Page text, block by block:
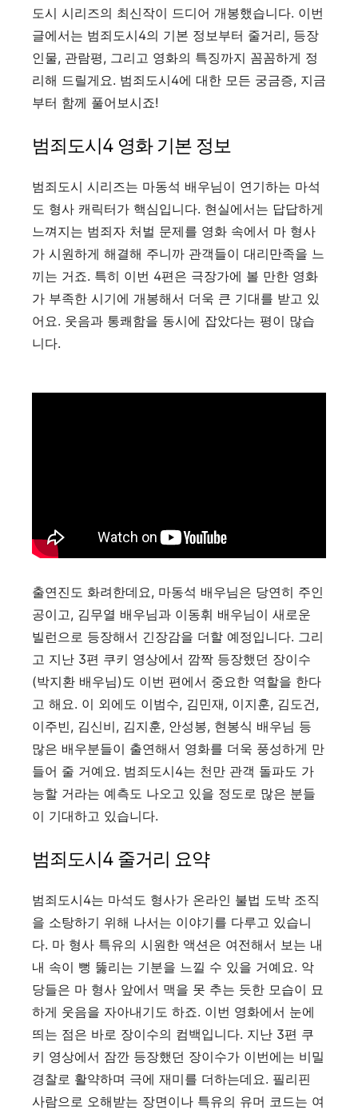
도시 시리즈의 최신작이 드디어 개봉했습니다. 이번
글에서는 범죄도시4의 기본 정보부터 줄거리, 등장
인물, 관람평, 그리고 영화의 특징까지 꼼꼼하게 정
리해 드릴게요. 범죄도시4에 대한 모든 궁금증, 지금
부터 함께 풀어보시죠!
범죄도시4 영화 기본 정보
범죄도시 시리즈는 마동석 배우님이 연기하는 마석
도 형사 캐릭터가 핵심입니다. 현실에서는 답답하게
느껴지는 범죄자 처벌 문제를 영화 속에서 마 형사
가 시원하게 해결해 주니까 관객들이 대리만족을 느
끼는 거죠. 특히 이번 4편은 극장가에 볼 만한 영화
가 부족한 시기에 개봉해서 더욱 큰 기대를 받고 있
어요. 웃음과 통쾌함을 동시에 잡았다는 평이 많습
니다.
출연진도 화려한데요, 마동석 배우님은 당연히 주인
공이고, 김무열 배우님과 이동휘 배우님이 새로운
빌런으로 등장해서 긴장감을 더할 예정입니다. 그리
고 지난 3편 쿠키 영상에서 깜짝 등장했던 장이수
(박지환 배우님)도 이번 편에서 중요한 역할을 한다
고 해요. 이 외에도 이범수, 김민재, 이지훈, 김도건,
이주빈, 김신비, 김지훈, 안성봉, 현봉식 배우님 등
많은 배우분들이 출연해서 영화를 더욱 풍성하게 만
들어 줄 거예요. 범죄도시4는 천만 관객 돌파도 가
능할 거라는 예측도 나오고 있을 정도로 많은 분들
이 기대하고 있습니다.
범죄도시4 줄거리 요약
범죄도시4는 마석도 형사가 온라인 불법 도박 조직
을 소탕하기 위해 나서는 이야기를 다루고 있습니
다. 마 형사 특유의 시원한 액션은 여전해서 보는 내
내 속이 뻥 뚫리는 기분을 느낄 수 있을 거예요. 악
당들은 마 형사 앞에서 맥을 못 추는 듯한 모습이 묘
하게 웃음을 자아내기도 하죠. 이번 영화에서 눈에
띄는 점은 바로 장이수의 컴백입니다. 지난 3편 쿠
키 영상에서 잠깐 등장했던 장이수가 이번에는 비밀
경찰로 활약하며 극에 재미를 더하는데요. 필리핀
사람으로 오해받는 장면이나 특유의 유머 코드는 여